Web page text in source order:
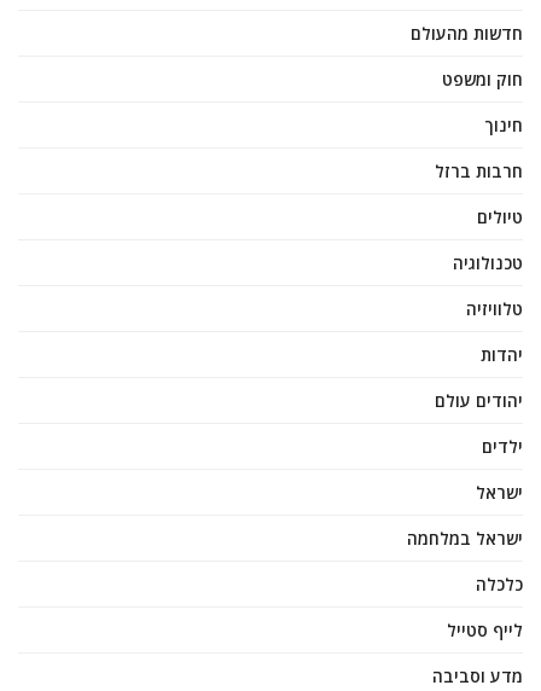
חדשות מהעולם
חוק ומשפט
חינוך
חרבות ברזל
טיולים
טכנולוגיה
טלוויזיה
יהדות
יהודים עולם
ילדים
ישראל
ישראל במלחמה
כלכלה
לייף סטייל
מדע וסביבה